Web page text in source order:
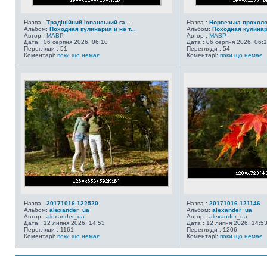
Назва : Традіційний іспанський га...
Альбом: Походная кулинария и не т...
Автор : MABP
Дата : 06 серпня 2026, 06:10
Перегляди : 51
Коментарі: поки що немає
Назва : Норвезька
Альбом: Походная
Автор : MABP
Дата : 06 серпня 2026,
Перегляди : 54
Коментарі: поки що немає
Назва : 20171016 122520
Альбом: alexander_ua
Автор : alexander_ua
Дата : 12 липня 2026, 14:53
Перегляди : 1161
Коментарі: поки що немає
Назва : 20171016 121146
Альбом: alexander_ua
Автор : alexander_ua
Дата : 12 липня 2026, 14:53
Перегляди : 1206
Коментарі: поки що немає